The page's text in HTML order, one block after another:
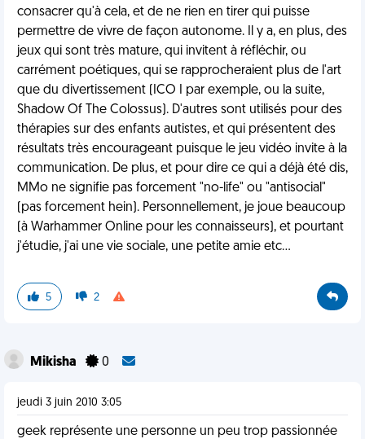
consacrer qu'à cela, et de ne rien en tirer qui puisse
permettre de vivre de façon autonome. Il y a, en plus, des
jeux qui sont très mature, qui invitent à réfléchir, ou
carrément poétiques, qui se rapprocheraient plus de l'art
que du divertissement (ICO I par exemple, ou la suite,
Shadow Of The Colossus). D'autres sont utilisés pour des
thérapies sur des enfants autistes, et qui présentent des
résultats très encourageant puisque le jeu vidéo invite à la
communication. De plus, et pour dire ce qui a déjà été dis,
MMo ne signifie pas forcement "no-life" ou "antisocial"
(pas forcement hein). Personnellement, je joue beaucoup
(à Warhammer Online pour les connaisseurs), et pourtant
j'étudie, j'ai une vie sociale, une petite amie etc...
5 2
Mikisha 0
jeudi 3 juin 2010 3:05
geek représente une personne un peu trop passionnée